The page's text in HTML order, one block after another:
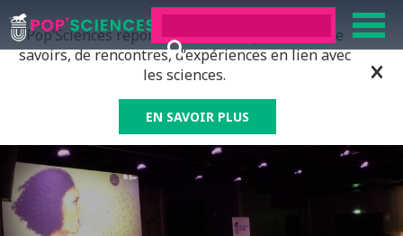
Pop’Sciences répond à tous ceux qui ont soif de
savoirs, de rencontres, d’expériences en lien avec
les sciences.
EN SAVOIR PLUS